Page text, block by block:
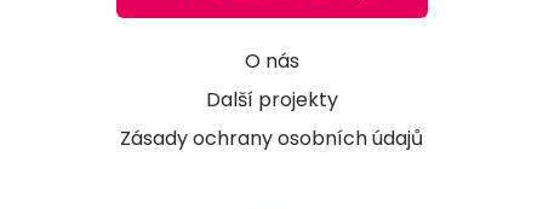
O nás
Další projekty
Zásady ochrany osobních údajů